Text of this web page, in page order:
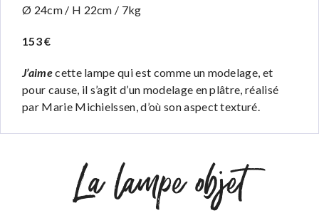
Ø 24cm / H 22cm / 7kg
153 €
J’aimecette lampe qui est comme un modelage, et
pour cause, il s’agit d’un modelage en plâtre, réalisé
par Marie Michielssen, d’où son aspect texturé.
La lampe objet